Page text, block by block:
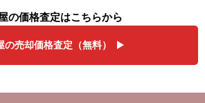
の価格査定はこちらから
の売却価格査定（無料）